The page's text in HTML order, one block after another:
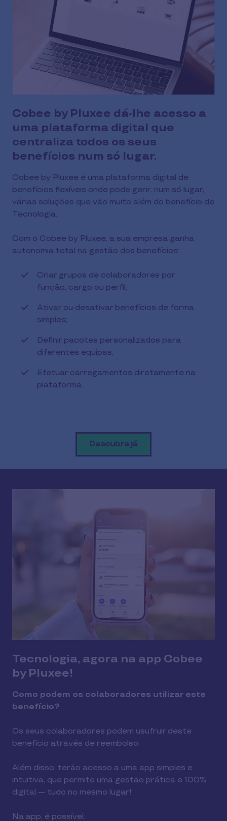
Cobee by Pluxee dá-lhe acesso a
uma plataforma digital que
centraliza todos os seus
benefícios num só lugar.
Cobee by Pluxee é uma plataforma digital de
benefícios flexíveis onde pode gerir, num só lugar,
várias soluções que vão muito além do benefício de
Tecnologia.
Com o Cobee by Pluxee, a sua empresa ganha
autonomia total na gestão dos benefícios:
Criar grupos de colaboradores por
função, cargo ou perfil;
Ativar ou desativar benefícios de forma
simples;
Definir pacotes personalizados para
diferentes equipas;
Efetuar carregamentos diretamente na
plataforma.
Descubra já
Tecnologia, agora na app Cobee
by Pluxee!
Como podem os colaboradores utilizar este
benefício?
Os seus colaboradores podem usufruir deste
benefício através de reembolso.
Além disso, terão acesso a uma app simples e
intuitiva, que permite uma gestão prática e 100%
digital — tudo no mesmo lugar!
Na app, é possível: